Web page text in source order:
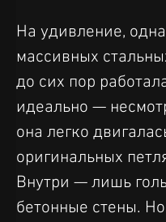
На удивление,
массивных
до сих пор
идеально —
она легко
оригинальных
Внутри — лишь
бетонные стены. Но